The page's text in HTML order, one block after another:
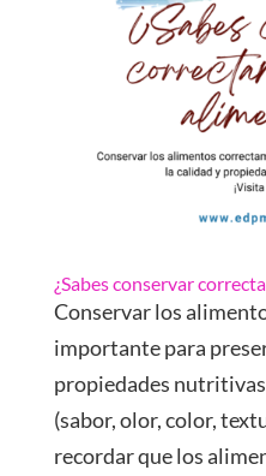
¿Sabes conservar
Conservar los
importante para
propiedades
(sabor, olor, color,
recordar que los